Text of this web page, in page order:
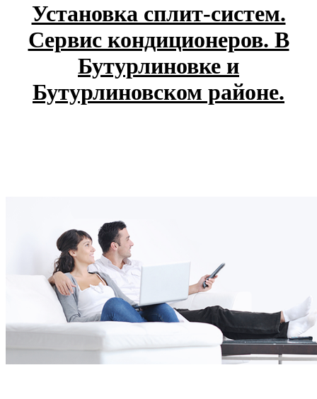
Установка сплит-систем.
Сервис кондиционеров. В
Бутурлиновке и
Бутурлиновском районе.